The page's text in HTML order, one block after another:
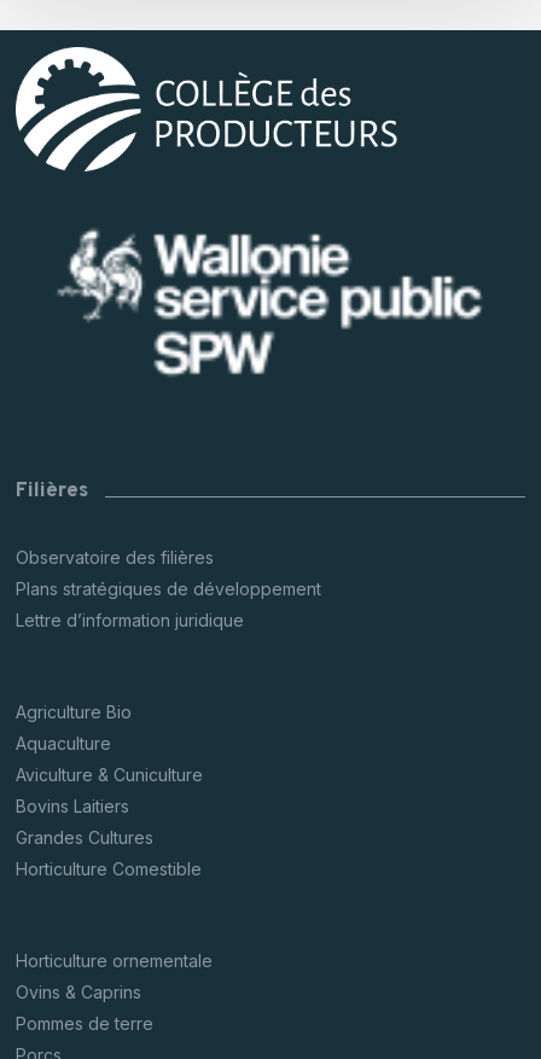
Filières
Observatoire des filières
Plans stratégiques de développement
Lettre d’information juridique
Agriculture Bio
Aquaculture
Aviculture & Cuniculture
Bovins Laitiers
Grandes Cultures
Horticulture Comestible
Horticulture ornementale
Ovins & Caprins
Pommes de terre
Porcs